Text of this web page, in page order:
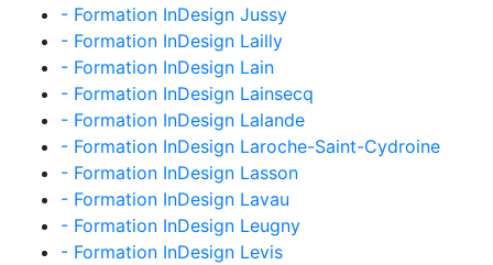
- Formation InDesign Jussy
- Formation InDesign Lailly
- Formation InDesign Lain
- Formation InDesign Lainsecq
- Formation InDesign Lalande
- Formation InDesign Laroche-Saint-Cydroine
- Formation InDesign Lasson
- Formation InDesign Lavau
- Formation InDesign Leugny
- Formation InDesign Levis